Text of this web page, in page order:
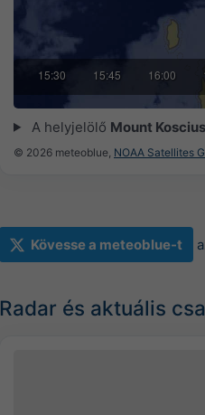
15:30 15:45 16:00
A helyjelölő Mount
© 2026 meteoblue, NOAA Satellites
Kövesse a meteoblue-t
Radar és aktuális